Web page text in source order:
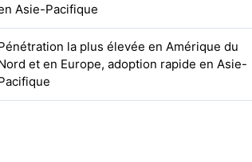
Asie-Pacifique
la plus élevée en Amérique du
et en Europe, adoption rapide en Asie-